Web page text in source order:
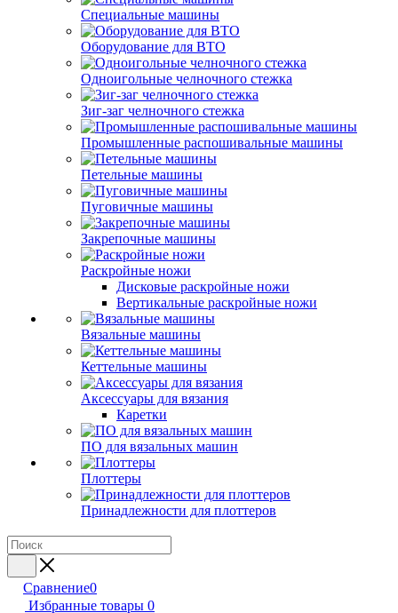
Специальные машины
Оборудование для ВТО
Одноигольные челночного стежка
Зиг-заг челночного стежка
Промышленные распошивальные машины
Петельные машины
Пуговичные машины
Закрепочные машины
Раскройные ножи
Дисковые раскройные ножи
Вертикальные раскройные ножи
Вязальные машины
Кеттельные машины
Аксессуары для вязания
Каретки
ПО для вязальных машин
Плоттеры
Принадлежности для плоттеров
Сравнение0
Избранные товары 0